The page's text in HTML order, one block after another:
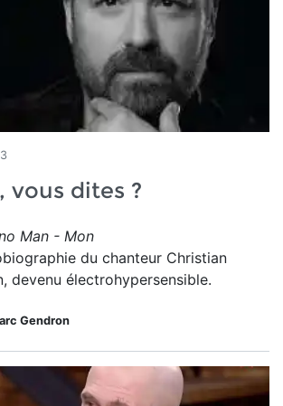
vous dites ?
Man - Mon
du chanteur Christian
devenu électrohypersensible.
Gendron